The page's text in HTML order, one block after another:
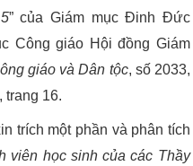
” của Giám mục Đinh Đức
Công giáo Hội đồng Giám
giáo và Dân tộc, số 2033,
trang 16.
trích một phần và phân tích
viên học sinh của các Thầy